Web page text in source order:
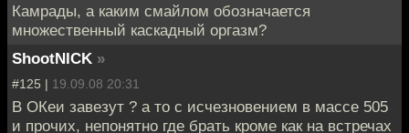
Камрады, а каким смайлом обозначается
множественный каскадный оргазм?
ShootNICK »
#125 | 19.09.08 20:31
В ОКеи завезут ? а то с исчезновением в массе 505
и прочих, непонятно где брать кроме как на встречах